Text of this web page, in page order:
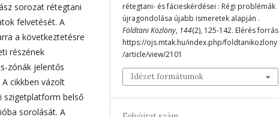
sorozat rétegtani
felvetését. A
a következtetésre
részének
zónák jelentős
cikkben vázolt
szigetplatform belső
sorolását. A
rétegtani- és fácieskérdései : Régi problémák
újragondolása újabb ismeretek alapján .
Földtani Közlöny, 144(2), 125-142. Elérés forrás
https://ojs.mtak.hu/index.php/foldtanikozlony
/article/view/2101
Idézet formátumok